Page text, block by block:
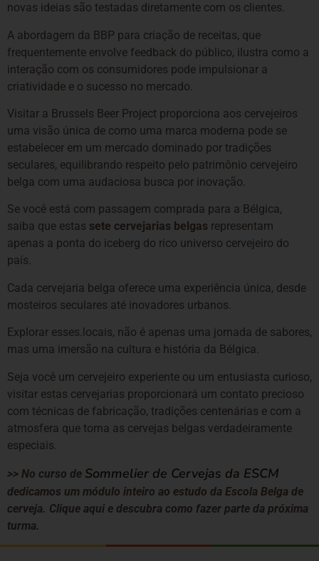
novas ideias são testadas diretamente com os clientes.
A abordagem da BBP para criação de receitas, que
frequentemente envolve feedback do público, ilustra como a
interação com os consumidores pode impulsionar a
criatividade e o sucesso no mercado.
Visitar a Brussels Beer Project proporciona aos cervejeiros
uma visão única de como uma marca moderna pode se
estabelecer em um mercado dominado por tradições
seculares, equilibrando respeito pelo patrimônio cervejeiro
belga com uma audaciosa busca por inovação.
Se você está com passagem comprada para a Bélgica,
saiba que estas sete cervejarias belgas representam
apenas a ponta do iceberg do rico universo cervejeiro do
país.
Cada cervejaria belga oferece uma experiência única, desde
mosteiros seculares até inovadores urbanos.
Explorar esses.locais, não é apenas uma jornada de sabores,
mas uma imersão na cultura e história da Bélgica.
Seja você um cervejeiro experiente ou um entusiasta curioso,
visitar estas cervejarias proporcionará um contato precioso
com técnicas de fabricação, tradições centenárias e com a
atmosfera que torna as cervejas belgas verdadeiramente
especiais.
>> No curso de Sommelier de Cervejas da ESCM
dedicamos um módulo inteiro ao estudo da Escola Belga de
cerveja. Clique aqui e descubra como fazer parte da próxima
turma.